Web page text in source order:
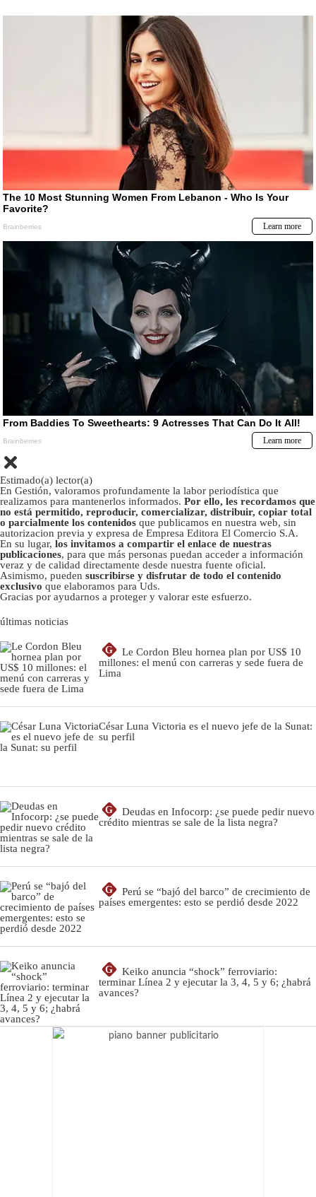
Estimado(a) lector(a)
En Gestión, valoramos profundamente la labor periodística que
realizamos para mantenerlos informados. Por ello, les recordamos que
no está permitido, reproducir, comercializar, distribuir, copiar total
o parcialmente los contenidos que publicamos en nuestra web, sin
autorizacion previa y expresa de Empresa Editora El Comercio S.A.
En su lugar, los invitamos a compartir el enlace de nuestras
publicaciones, para que más personas puedan acceder a información
veraz y de calidad directamente desde nuestra fuente oficial.
Asimismo, pueden suscribirse y disfrutar de todo el contenido
exclusivo que elaboramos para Uds.
Gracias por ayudarnos a proteger y valorar este esfuerzo.
últimas noticias
G
Le Cordon Bleu hornea plan por US$ 10
millones: el menú con carreras y sede fuera de
Lima
César Luna Victoria es el nuevo jefe de la Sunat:
su perfil
G
Deudas en Infocorp: ¿se puede pedir nuevo
crédito mientras se sale de la lista negra?
G
Perú se “bajó del barco” de crecimiento de
países emergentes: esto se perdió desde 2022
G
Keiko anuncia “shock” ferroviario:
terminar Línea 2 y ejecutar la 3, 4, 5 y 6; ¿habrá
avances?